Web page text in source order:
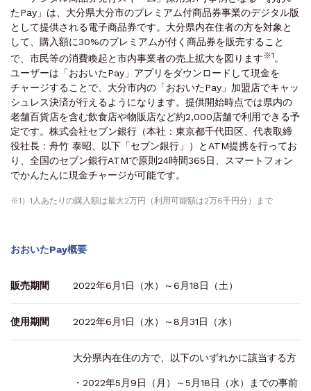
たPay」は、大分県大分市のプレミアム付商品券事業のデジタル版
として提供される電子商品券です。大分県内在住者の方を対象と
して、購入額に30%のプレミアムが付く商品券を販売すること
で、市民等の消費喚起と市内事業者の売上拡大を図ります※1 。
ユーザーは「おおいたPay」アプリをダウンロードして現金を
チャージすることで、大分市内の「おおいたPay」加盟店でキャッ
シュレス決済が行えるようになります。提供開始時点では県内の
老舗百貨店を含む飲食店や物販店など約2,000店舗で利用できる予
定です。株式会社セブン銀行（本社：東京都千代田区、代表取締
役社長：舟竹 泰昭、以下「セブン銀行」）とATM提携を行ってお
り、全国のセブン銀行ATMで原則24時間365日、スマートフォン
でかんたんに現金チャージが可能です。
※1）1人あたりの購入額は最大2万円（利用可能額は2万6千円分）まで
おおいたPay概要
販売期間 2022年6月1日（水）～6月18日（土）
使用期間 2022年6月1日（水）～8月31日（水）
大分県内在住の方で、以下のいずれかに該当する方
・2022年5月9日（月）～5月18日（水）までの事前